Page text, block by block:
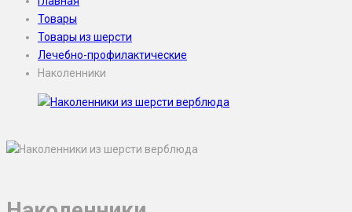
Товары
Товары из шерсти
Лечебно-профилактические
Наколенники